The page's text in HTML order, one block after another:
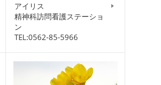
アイリス
精神科訪問看護ステーショ
ン
TEL:0562-85-5966